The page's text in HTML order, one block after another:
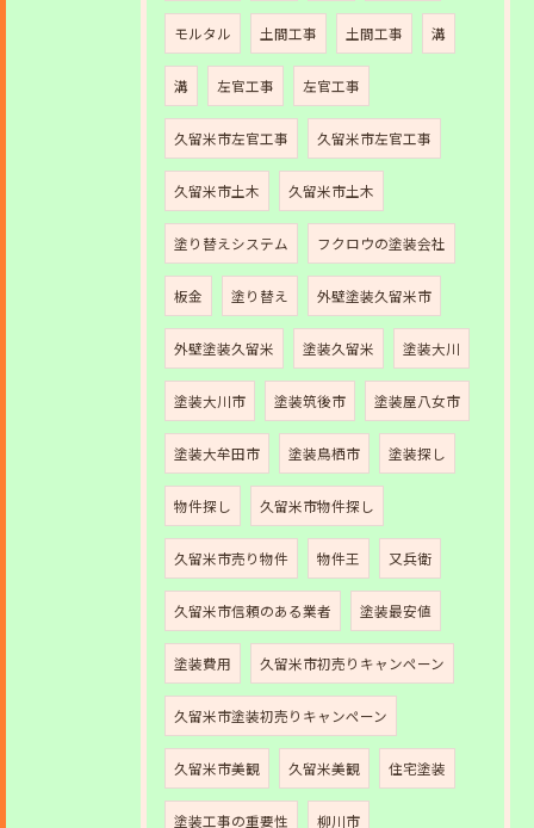
モルタル 土間工事 土間工事 溝
溝 左官工事 左官工事
久留米市左官工事 久留米市左官工事
久留米市土木 久留米市土木
塗り替えシステム フクロウの塗装会社
板金 塗り替え 外壁塗装久留米市
外壁塗装久留米 塗装久留米 塗装大川
塗装大川市 塗装筑後市 塗装屋八女市
塗装大牟田市 塗装鳥栖市 塗装探し
物件探し 久留米市物件探し
久留米市売り物件 物件王 又兵衛
久留米市信頼のある業者 塗装最安値
塗装費用 久留米市初売りキャンペーン
久留米市塗装初売りキャンペーン
久留米市美観 久留米美観 住宅塗装
塗装工事の重要性 柳川市